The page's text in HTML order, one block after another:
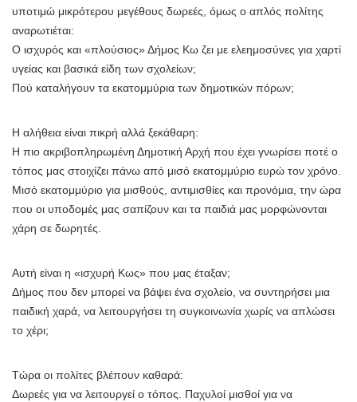
υποτιμώ μικρότερου μεγέθους δωρεές, όμως ο απλός πολίτης
αναρωτιέται:
Ο ισχυρός και «πλούσιος» Δήμος Κω ζει με ελεημοσύνες για χαρτί
υγείας και βασικά είδη των σχολείων;
Πού καταλήγουν τα εκατομμύρια των δημοτικών πόρων;
Η αλήθεια είναι πικρή αλλά ξεκάθαρη:
Η πιο ακριβοπληρωμένη Δημοτική Αρχή που έχει γνωρίσει ποτέ ο
τόπος μας στοιχίζει πάνω από μισό εκατομμύριο ευρώ τον χρόνο.
Μισό εκατομμύριο για μισθούς, αντιμισθίες και προνόμια, την ώρα
που οι υποδομές μας σαπίζουν και τα παιδιά μας μορφώνονται
χάρη σε δωρητές.
Αυτή είναι η «ισχυρή Κως» που μας έταξαν;
Δήμος που δεν μπορεί να βάψει ένα σχολείο, να συντηρήσει μια
παιδική χαρά, να λειτουργήσει τη συγκοινωνία χωρίς να απλώσει
το χέρι;
Τώρα οι πολίτες βλέπουν καθαρά:
Δωρεές για να λειτουργεί ο τόπος. Παχυλοί μισθοί για να